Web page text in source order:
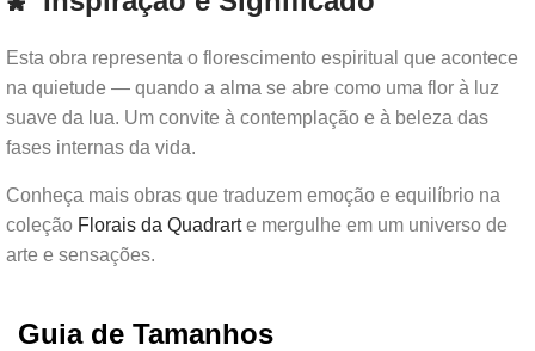
Esta obra representa o florescimento espiritual que acontece
na quietude — quando a alma se abre como uma flor à luz
suave da lua. Um convite à contemplação e à beleza das
fases internas da vida.
Conheça mais obras que traduzem emoção e equilíbrio na
coleção Florais da Quadrarte mergulhe em um universo de
arte e sensações.
Guia de Tamanhos